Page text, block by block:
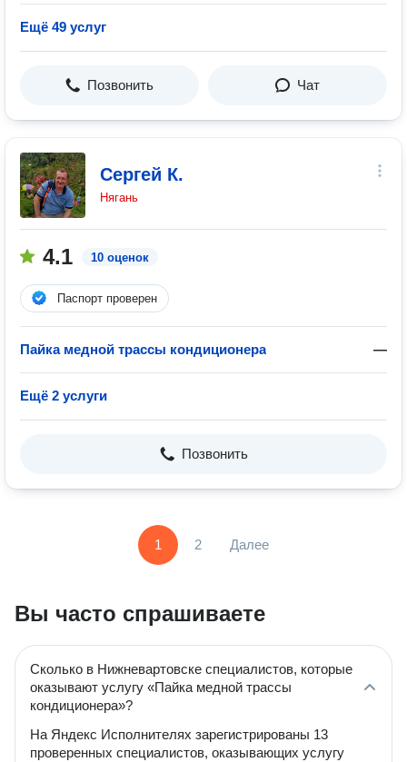
Ещё 49 услуг
Позвонить Чат
Сергей К.
Нягань
4.1 10 оценок
Паспорт проверен
Пайка медной трассы кондиционера —
Ещё 2 услуги
Позвонить
1 2 Далее
Вы часто спрашиваете
Сколько в Нижневартовске специалистов, которые
оказывают услугу «Пайка медной трассы
кондиционера»?
На Яндекс Исполнителях зарегистрированы 13
проверенных специалистов, оказывающих услугу